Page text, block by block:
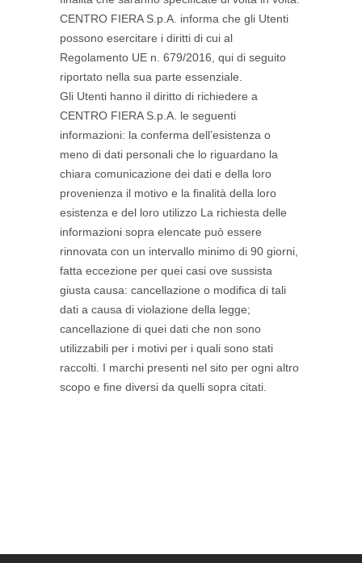
CENTRO FIERA S.p.A. informa che gli Utenti
possono esercitare i diritti di cui al
Regolamento UE n. 679/2016, qui di seguito
riportato nella sua parte essenziale.
Gli Utenti hanno il diritto di richiedere a
CENTRO FIERA S.p.A. le seguenti
informazioni: la conferma dell’esistenza o
meno di dati personali che lo riguardano la
chiara comunicazione dei dati e della loro
provenienza il motivo e la finalità della loro
esistenza e del loro utilizzo La richiesta delle
informazioni sopra elencate può essere
rinnovata con un intervallo minimo di 90 giorni,
fatta eccezione per quei casi ove sussista
giusta causa: cancellazione o modifica di tali
dati a causa di violazione della legge;
cancellazione di quei dati che non sono
utilizzabili per i motivi per i quali sono stati
raccolti. I marchi presenti nel sito per ogni altro
scopo e fine diversi da quelli sopra citati.